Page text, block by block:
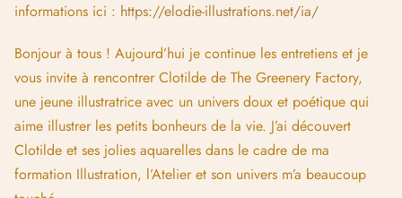
informations ici : https://elodie-illustrations.net/ia/
Bonjour à tous ! Aujourd’hui je continue les entretiens et je
vous invite à rencontrer Clotilde de The Greenery Factory,
une jeune illustratrice avec un univers doux et poétique qui
aime illustrer les petits bonheurs de la vie. J’ai découvert
Clotilde et ses jolies aquarelles dans le cadre de ma
formation Illustration, l’Atelier et son univers m’a beaucoup